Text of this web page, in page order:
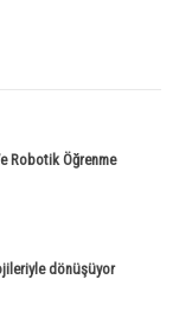
Robotik Öğrenme
dönüşüyor